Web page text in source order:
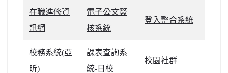
北台灣私校第一
啟英高中-汽車科榮耀桃園
啟英高中-時尚科桃園第一
在職進修資
訊網
電子公文簽
核系統
登入整合系統
校務系統(亞
昕)
課表查詢系
統-日校
校園社群